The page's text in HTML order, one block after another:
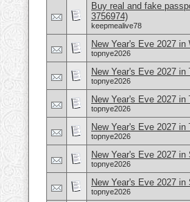
Buy real and fake
3756974)
keepmealive78
New Year's Eve 2027
topnye2026
New Year's Eve 2027
topnye2026
New Year's Eve 2027
topnye2026
New Year's Eve 2027 in
topnye2026
New Year's Eve 2027 in
topnye2026
New Year's Eve 2027
topnye2026